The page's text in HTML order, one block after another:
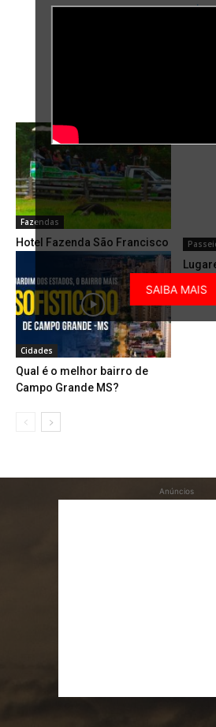
no
Fazendas
Hotel Fazenda São Francisco
Boca
Cidades
Qual é o melhor bairro de
Campo Grande MS?
Sul
Anúncios
SAIBA MAIS